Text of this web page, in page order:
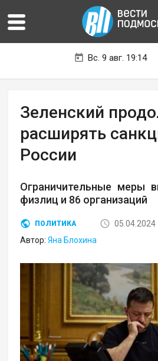
Вс. 9 авг. 19:14
Зеленский
расширять
России
Ограничительные меры
физлиц и 86 организаций
ПОЛИТИКА
05.04.2024
Автор:Яна Блохина